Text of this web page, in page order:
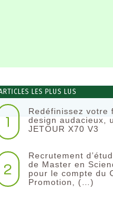
LES PLUS LUS
1
Redéfinissez votre
design audacieux,
JETOUR X70 V3
2
Recrutement
de Master en
pour le compte du
Promotion, (…)